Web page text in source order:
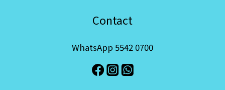
Contact
WhatsApp 5542 0700